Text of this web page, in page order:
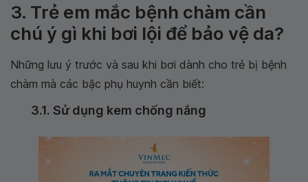
3. Trẻ em mắc bệnh chàm cần
chú ý gì khi bơi lội để bảo vệ da?
Những lưu ý trước và sau khi bơi dành cho trẻ bị bệnh
chàm mà các bậc phụ huynh cần biết:
3.1. Sử dụng kem chống nắng